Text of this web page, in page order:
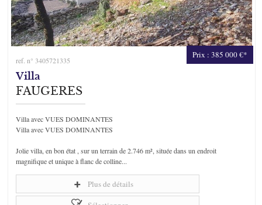
Prix : 385 000 €*
ref. n° 3405721335
Villa
FAUGERES
Villa avec VUES DOMINANTES
Villa avec VUES DOMINANTES
Jolie villa, en bon état , sur un terrain de 2.746 m², située dans un endroit
magnifique et unique à flanc de colline...
Plus de détails